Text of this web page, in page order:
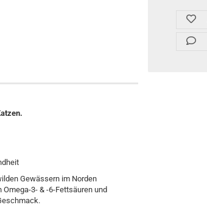
Gewässern im Norden
3- & -6-Fettsäuren und